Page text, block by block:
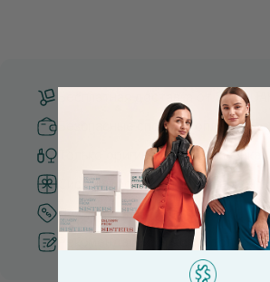
Бесплатная доставка от 3000 UAH
Безопасные способы оплаты
Только оригинальная косметика
Система бонусов и лояльности
Лучшие цены и топ товары
Рекомендации от косметологов